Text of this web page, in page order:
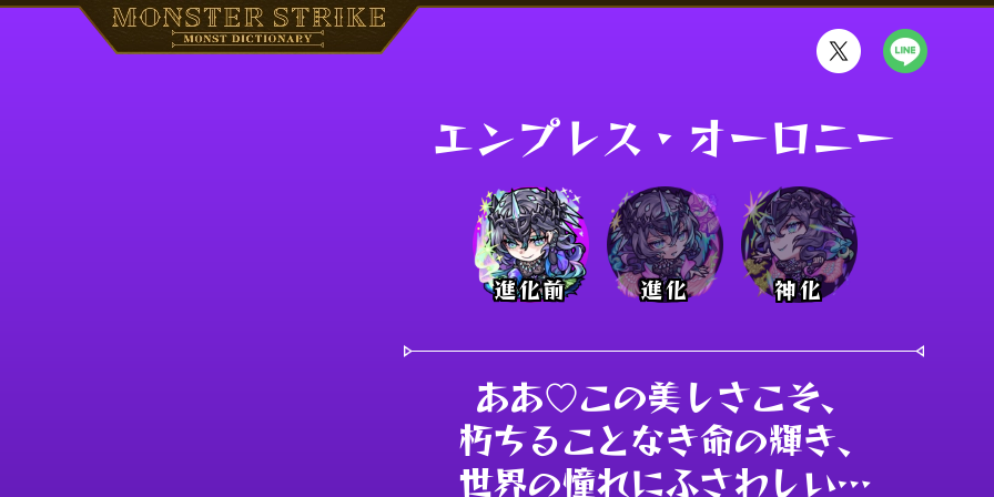
エンプレス・オーロニー
進化前 進化 神化
ああ♡この美しさこそ、
朽ちることなき命の輝き、
世界の憧れにふさわしい…